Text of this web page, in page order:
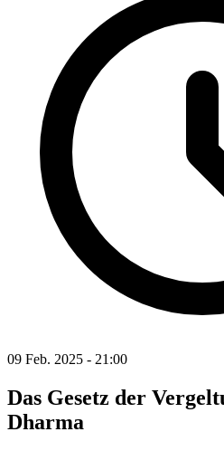
09 Feb. 2025 - 21:00
Das Gesetz der
Dharma